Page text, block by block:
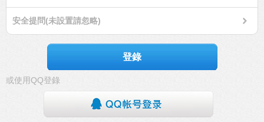
安全提問(未設置請忽略)
登錄
或使用QQ登錄